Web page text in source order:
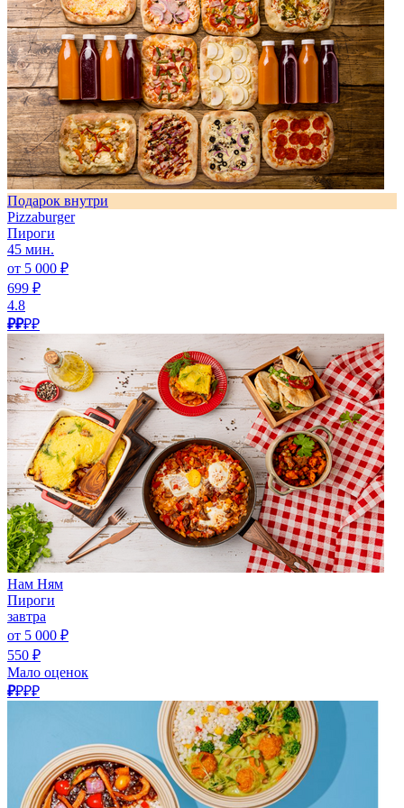
Подарок внутри
Pizzaburger
Пироги
45 мин.
от 5 000 ₽
699 ₽
4.8
₽₽₽₽
Нам Ням
Пироги
завтра
от 5 000 ₽
550 ₽
Мало оценок
₽₽₽₽